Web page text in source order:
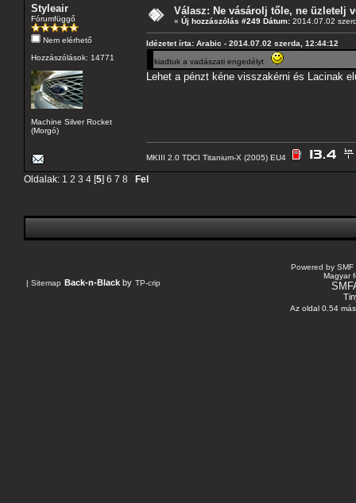
Styleair
Fórumfüggő
Nem elérhető
Hozzászólások: 14771
Machine Silver Rocket
(Morgó)
Válasz: Ne vásárolj tőle, ne üzletelj
« Új hozzászólás #249 Dátum: 2014.07.02
Idézetet írta: Arabic - 2014.07.02 szerda, 12:44:12
kiadtuk a vadászati engedélyt
Lehet a pénzt kéne visszakérni és Lacinak
MKIII 2.0 TDCI Titanium-X (2005) EU4
Oldalak: 1 2 3 4 [5] 6 7 8 Fel
| Sitemap Back-n-Black by TP-crip
Powered by SMF
Magyar
Az oldal 0.54